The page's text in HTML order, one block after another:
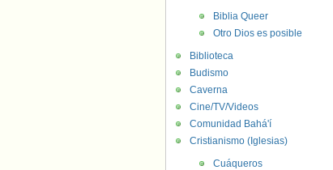
Biblia Queer
Otro Dios es posible
Biblioteca
Budismo
Caverna
Cine/TV/Videos
Comunidad Bahá'í
Cristianismo (Iglesias)
Cuáqueros